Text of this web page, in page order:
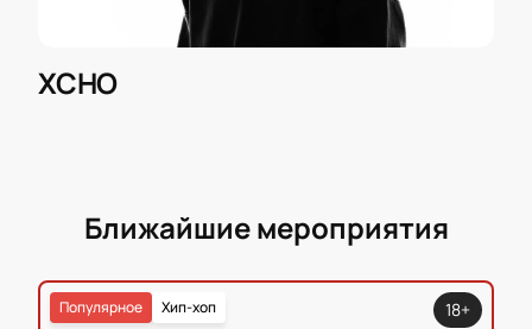
XCHO
Ближайшие мероприятия
Хип-хоп
Популярное
18+